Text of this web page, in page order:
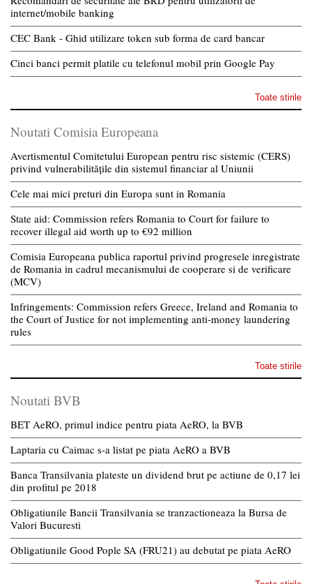
internet/mobile banking
CEC Bank - Ghid utilizare token sub forma de card bancar
Cinci banci permit platile cu telefonul mobil prin Google Pay
Toate stirile
Noutati Comisia Europeana
Avertismentul Comitetului European pentru risc sistemic (CERS)
privind vulnerabilitățile din sistemul financiar al Uniunii
Cele mai mici preturi din Europa sunt in Romania
State aid: Commission refers Romania to Court for failure to
recover illegal aid worth up to €92 million
Comisia Europeana publica raportul privind progresele inregistrate
de Romania in cadrul mecanismului de cooperare si de verificare
(MCV)
Infringements: Commission refers Greece, Ireland and Romania to
the Court of Justice for not implementing anti-money laundering
rules
Toate stirile
Noutati BVB
BET AeRO, primul indice pentru piata AeRO, la BVB
Laptaria cu Caimac s-a listat pe piata AeRO a BVB
Banca Transilvania plateste un dividend brut pe actiune de 0,17 lei
din profitul pe 2018
Obligatiunile Bancii Transilvania se tranzactioneaza la Bursa de
Valori Bucuresti
Obligatiunile Good Pople SA (FRU21) au debutat pe piata AeRO